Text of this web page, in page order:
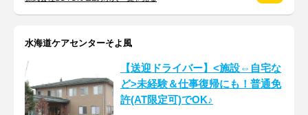
水海道ケアセンターそよ風
【送迎ドライバー】<施設⇔自宅な
ど>未経験＆仕事復帰にも！普通免
許(AT限定可)でOK♪